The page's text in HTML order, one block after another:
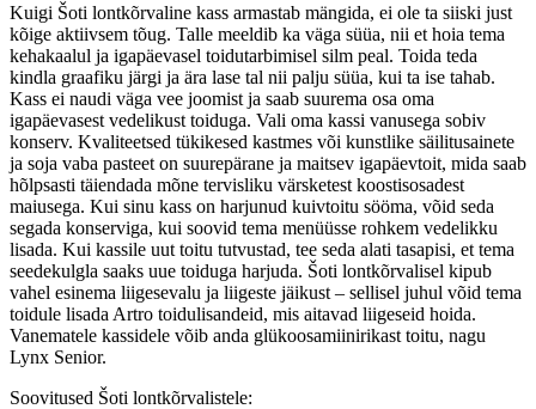
Kuigi Šoti lontkõrvaline kass armastab mängida, ei ole ta siiski just
kõige aktiivsem tõug. Talle meeldib ka väga süüa, nii et hoia tema
kehakaalul ja igapäevasel toidutarbimisel silm peal. Toida teda
kindla graafiku järgi ja ära lase tal nii palju süüa, kui ta ise tahab.
Kass ei naudi väga vee joomist ja saab suurema osa oma
igapäevasest vedelikust toiduga. Vali oma kassi vanusega sobiv
konserv. Kvaliteetsed tükikesed kastmes või kunstlike säilitusainete
ja soja vaba pasteet on suurepärane ja maitsev igapäevtoit, mida saab
hõlpsasti täiendada mõne tervisliku värsketest koostisosadest
maiusega. Kui sinu kass on harjunud kuivtoitu sööma, võid seda
segada konserviga, kui soovid tema menüüsse rohkem vedelikku
lisada. Kui kassile uut toitu tutvustad, tee seda alati tasapisi, et tema
seedekulgla saaks uue toiduga harjuda. Šoti lontkõrvalisel kipub
vahel esinema liigesevalu ja liigeste jäikust – sellisel juhul võid tema
toidule lisada Artro toidulisandeid, mis aitavad liigeseid hoida.
Vanematele kassidele võib anda glükoosamiinirikast toitu, nagu
Lynx Senior.
Soovitused Šoti lontkõrvalistele: